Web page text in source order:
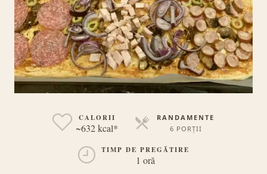
CALORII
~632 kcal*
RANDAMENTE
6 PORȚII
TIMP DE PREGĂTIRE
1 oră